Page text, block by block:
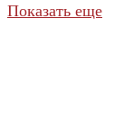
Показать еще